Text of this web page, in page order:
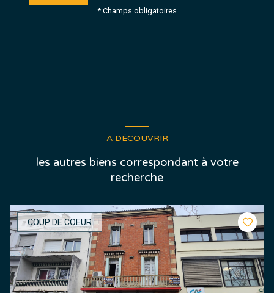
* Champs obligatoires
A DÉCOUVRIR
les autres biens correspondant à votre
recherche
COUP DE COEUR